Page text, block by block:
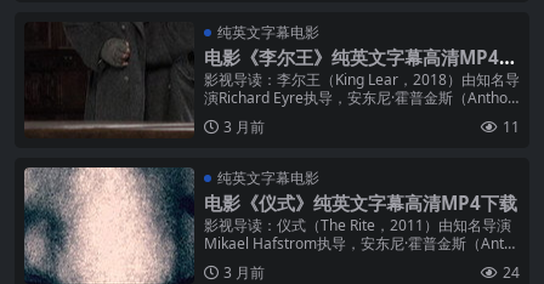
纯英文字幕电影
电影《李尔王》纯英文字幕高清MP4下
载
影视导读：李尔王（King Lear，2018）由知名导
演Richard Eyre执导，安东尼·霍普金斯（Anthon
y Hopkins）出演重要角色。影片片长...
3 月前 11
纯英文字幕电影
电影《仪式》纯英文字幕高清MP4下载
影视导读：仪式（The Rite，2011）由知名导演
Mikael Hafstrom执导，安东尼·霍普金斯（Anth
ony Hopkins）出演重要角色。影片片...
3 月前 24